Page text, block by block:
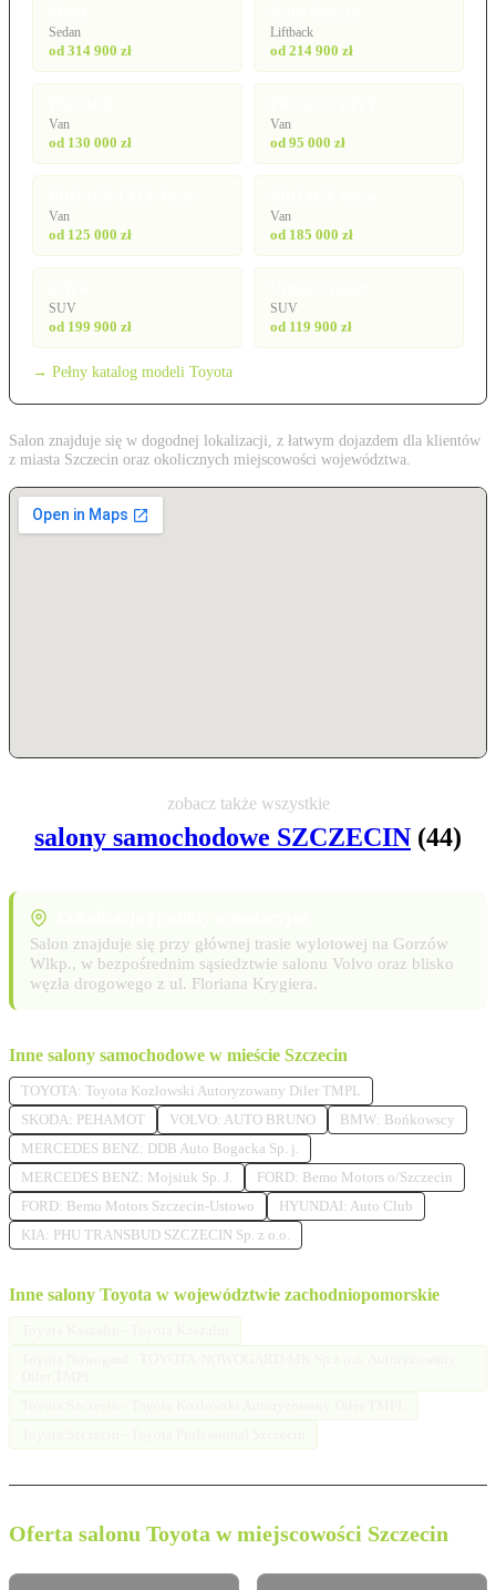
Sedan
od 314 900 zł
Liftback
od 214 900 zł
Van
od 130 000 zł
Van
od 95 000 zł
Van
od 125 000 zł
Van
od 185 000 zł
SUV
od 199 900 zł
SUV
od 119 900 zł
→ Pełny katalog modeli Toyota
Salon znajduje się w dogodnej lokalizacji, z łatwym dojazdem dla klientów
z miasta Szczecin oraz okolicznych miejscowości województwa.
zobacz także wszystkie
salony samochodowe SZCZECIN (44)
Salon znajduje się przy głównej trasie wylotowej na Gorzów
Wlkp., w bezpośrednim sąsiedztwie salonu Volvo oraz blisko
węzła drogowego z ul. Floriana Krygiera.
Inne salony samochodowe w mieście Szczecin
TOYOTA: Toyota Kozłowski Autoryzowany Diler TMPL
SKODA: PEHAMOT
VOLVO: AUTO BRUNO
BMW: Bońkowscy
MERCEDES BENZ: DDB Auto Bogacka Sp. j.
MERCEDES BENZ: Mojsiuk Sp. J.
FORD: Bemo Motors o/Szczecin
FORD: Bemo Motors Szczecin-Ustowo
HYUNDAI: Auto Club
KIA: PHU TRANSBUD SZCZECIN Sp. z o.o.
Inne salony Toyota w województwie zachodniopomorskie
Oferta salonu Toyota w miejscowości Szczecin